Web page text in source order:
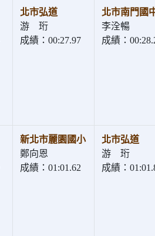
北市弘道
游 珩
成績：00:27.97
北市南門國
李洤暢
成績：
新北市麗園國小
鄭向恩
成績：01:01.62
北市弘道
游 珩
成績：